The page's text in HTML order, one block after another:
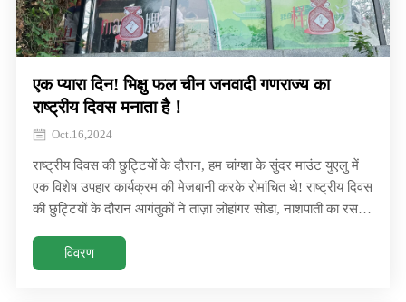
एक प्यारा दिन! भिक्षु फल चीन जनवादी गणराज्य का
राष्ट्रीय दिवस मनाता है！
Oct.16,2024
राष्ट्रीय दिवस की छुट्टियों के दौरान, हम चांग्शा के सुंदर माउंट युएलु में
एक विशेष उपहार कार्यक्रम की मेजबानी करके रोमांचित थे! राष्ट्रीय दिवस
की छुट्टियों के दौरान आगंतुकों ने ताज़ा लोहांगर सोडा, नाशपाती का रस,
युएलु में एक विशेष उपहार कार्यक्रम की मेजबानी करने के लिए रोमांचित
थे! आगंतुकों ने ताज़ा लोहांगर सोडा, नाशपाती का रस, गले के लोजेंज और
विवरण